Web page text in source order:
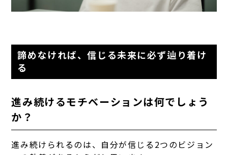
諦めなければ、信じる未来に必ず辿り着け
る
進み続けるモチベーションは何でしょう
か？
進み続けられるのは、自分が信じる2つのビジョン